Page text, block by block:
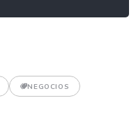
NEGOCIOS